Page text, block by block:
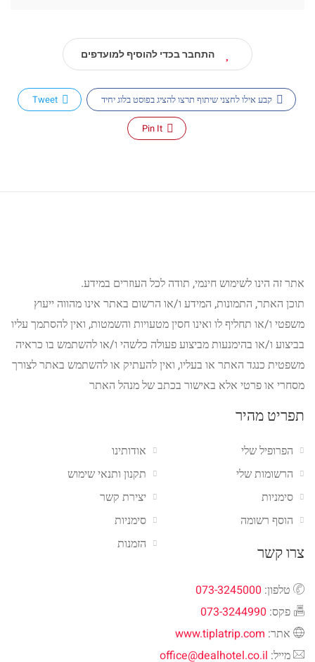
התחבר בכדי להוסיף למועדפים
קבע אילו לחצני שיתוף תרצו להציג בפוסט בלוג יחיד Tweet
Pin It
אתר זה הינו לשימוש חינמי, תודה לכל העוזרים במידע.
תוכן האתר, התמונות, המידע ו/או הרשום באתר אינו מהווה ייעוץ
משפטי ו/או תחליף לו ואינו חסין מטעויות והשמטות, ואין להסתמך עליו
בביצוע ו/או בהימנעות מביצוע פעולה כלשהי ו/או להשתמש בו כראיה
משפטית כנגד האתר או בעליו, ואין להעתיק או להשתמש באתר לצורך
מסחרי או פרטי אלא באישור בכתב של מנהל האתר
תפריט מהיר
אודותינו
תקנון ותנאי שימוש
יצירת קשר
סימניות
הזמנות
הפרופיל שלי
הרשומות שלי
סימניות
הוסף רשומה
צרו קשר
טלפון: 073-3245000
פקס: 073-3244990
אתר: www.tiplatrip.com
מייל: office@dealhotel.co.il